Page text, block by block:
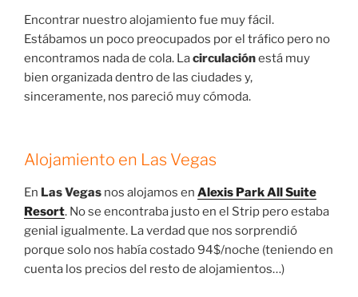
Encontrar nuestro alojamiento fue muy fácil.
Estábamos un poco preocupados por el tráfico pero no
encontramos nada de cola. Lacirculaciónestá muy
bien organizada dentro de las ciudades y,
sinceramente, nos pareció muy cómoda.
Alojamiento en Las Vegas
En Las Vegas nos alojamos en Alexis Park All Suite
Resort. No se encontraba justo en el Strip pero estaba
genial igualmente. La verdad que nos sorprendió
porque solo nos había costado 94$/noche (teniendo en
cuenta los precios del resto de alojamientos…)